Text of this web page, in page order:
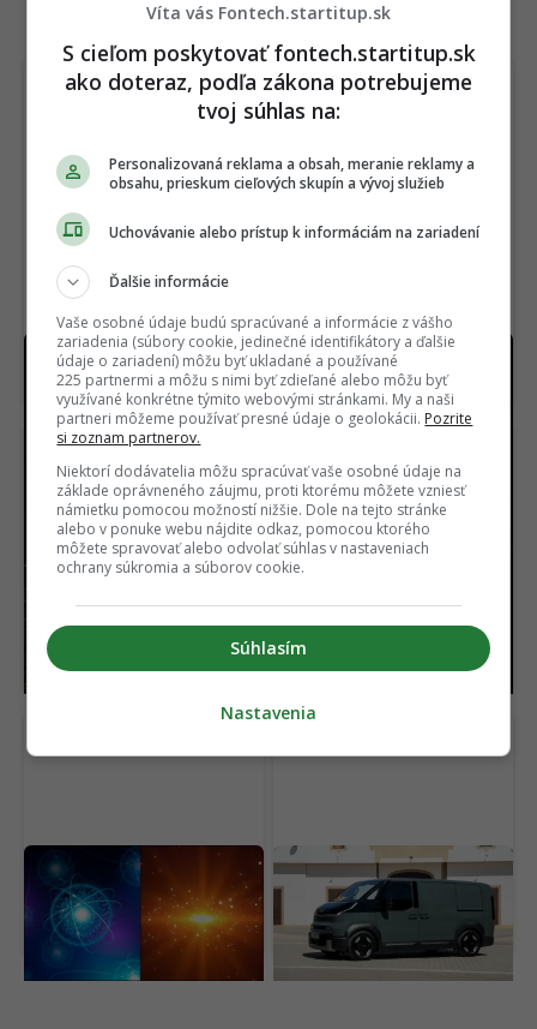
TERAZ ČÍTAJÚ
Na festival som si zobral 6 technologických
vychytávok. Dve z nich mi zachránili deň aj noc
RECENZIA
vyrobil takmer najlepší
smartfón. Pokazil ho
však tým najdôležitejším
(RECENZIA)
Jadro Zeme náhle
zmenilo smer
Veľký prelom vo fyzike:
Vedci naučili teplo prúdiť
ako svetlo v optickom
vlákne
Záujem ľudí je
ohromujúci, tvrdí riaditeľ.
Elektrická Kia valcuje
konkurenciu v Európe
Víta vás Fontech.startitup.sk
S cieľom poskytovať fontech.startitup.sk
ako doteraz, podľa zákona potrebujeme
tvoj súhlas na:
Personalizovaná reklama a obsah, meranie reklamy a
obsahu, prieskum cieľových skupín a vývoj služieb
Uchovávanie alebo prístup k informáciám na zariadení
Ďalšie informácie
Vaše osobné údaje budú spracúvané a informácie z vášho
zariadenia (súbory cookie, jedinečné identifikátory a ďalšie
údaje o zariadení) môžu byť ukladané a používané
225 partnermi a môžu s nimi byť zdieľané alebo môžu byť
využívané konkrétne týmito webovými stránkami. My a naši
partneri môžeme používať presné údaje o geolokácii. Pozrite
si zoznam partnerov.
Niektorí dodávatelia môžu spracúvať vaše osobné údaje na
základe oprávneného záujmu, proti ktorému môžete vzniesť
námietku pomocou možností nižšie. Dole na tejto stránke
alebo v ponuke webu nájdite odkaz, pomocou ktorého
môžete spravovať alebo odvolať súhlas v nastaveniach
ochrany súkromia a súborov cookie.
Súhlasím
Nastavenia